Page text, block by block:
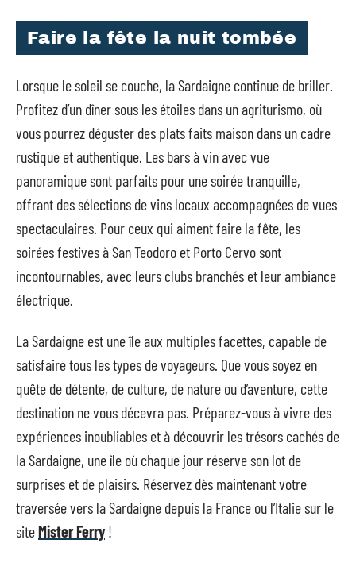
Faire la fête la nuit tombée
Lorsque le soleil se couche, la Sardaigne continue de briller.
Profitez d’un dîner sous les étoiles dans un agriturismo, où
vous pourrez déguster des plats faits maison dans un cadre
rustique et authentique. Les bars à vin avec vue
panoramique sont parfaits pour une soirée tranquille,
offrant des sélections de vins locaux accompagnées de vues
spectaculaires. Pour ceux qui aiment faire la fête, les
soirées festives à San Teodoro et Porto Cervo sont
incontournables, avec leurs clubs branchés et leur ambiance
électrique.
La Sardaigne est une île aux multiples facettes, capable de
satisfaire tous les types de voyageurs. Que vous soyez en
quête de détente, de culture, de nature ou d’aventure, cette
destination ne vous décevra pas. Préparez-vous à vivre des
expériences inoubliables et à découvrir les trésors cachés de
la Sardaigne, une île où chaque jour réserve son lot de
surprises et de plaisirs. Réservez dès maintenant votre
traversée vers la Sardaigne depuis la France ou l’Italie sur le
siteMister Ferry!